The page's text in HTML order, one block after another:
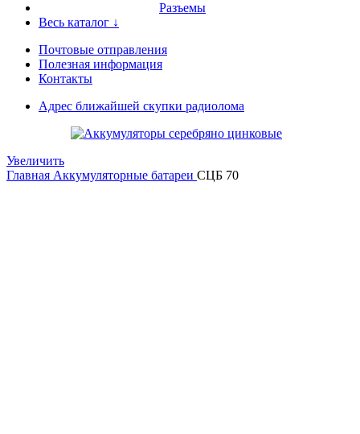
Разъемы
Весь каталог ↓
Почтовые отправления
Полезная информация
Контакты
Адрес ближайшей скупки радиолома
Увеличить
Главная Аккумуляторные батареи СЦБ 70